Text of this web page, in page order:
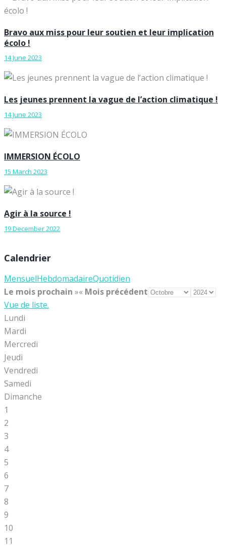
Bravo aux miss pour leur soutien et leur implication
écolo !
14 June 2023
Les jeunes prennent la vague de l’action climatique !
14 June 2023
IMMERSION ÉCOLO
15 March 2023
Agir à la source !
19 December 2022
Calendrier
MensuelHebdomadaireQuotidien
Le mois prochain »« Mois précédent
Vue de liste.
Lundi
Mardi
Mercredi
Jeudi
Vendredi
Samedi
Dimanche
1
2
3
4
5
6
7
8
9
10
11